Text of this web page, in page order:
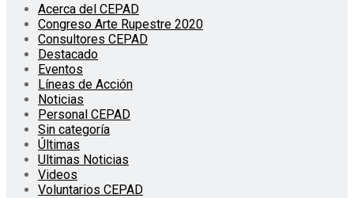
Acerca del CEPAD
Congreso Arte Rupestre 2020
Consultores CEPAD
Destacado
Eventos
Líneas de Acción
Noticias
Personal CEPAD
Sin categoría
Últimas
Ultimas Noticias
Videos
Voluntarios CEPAD